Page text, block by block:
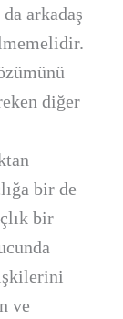
arkadaş
diğer
bir de
bir
ve